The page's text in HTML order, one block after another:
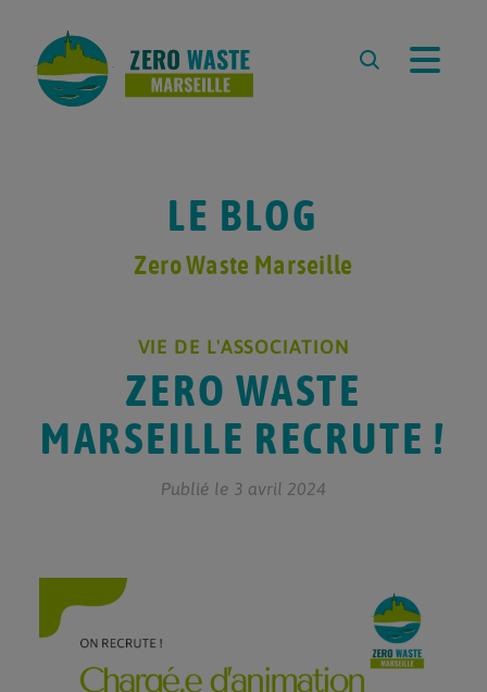
L’ÉQUIPE
REVUE DE PRESSE
PARTENAIRES
LA DÉMARCHE ZERO WASTE
CARTE ZÉRO DÉCHET
MARSEILLE
ZÉRO DÉCHET À L’ÉCOLE
RECYCLER À MARSEILLE
RECETTES COSMÉTIQUES
PRODUITS D’ENTRETIEN
LE BLOG
Zero Waste Marseille
VIE DE L'ASSOCIATION
ZERO WASTE
MARSEILLE RECRUTE !
Publié le 3 avril 2024